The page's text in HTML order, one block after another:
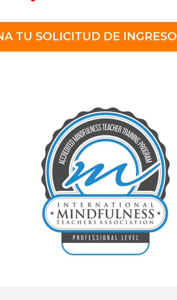
TU SOLICITUD DE INGRESO